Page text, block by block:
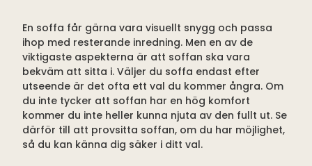
En soffa får gärna vara visuellt snygg och passa
ihop med resterande inredning. Men en av de
viktigaste aspekterna är att soffan ska vara
bekväm att sitta i. Väljer du soffa endast efter
utseende är det ofta ett val du kommer ångra. Om
du inte tycker att soffan har en hög komfort
kommer du inte heller kunna njuta av den fullt ut. Se
därför till att provsitta soffan, om du har möjlighet,
så du kan känna dig säker i ditt val.